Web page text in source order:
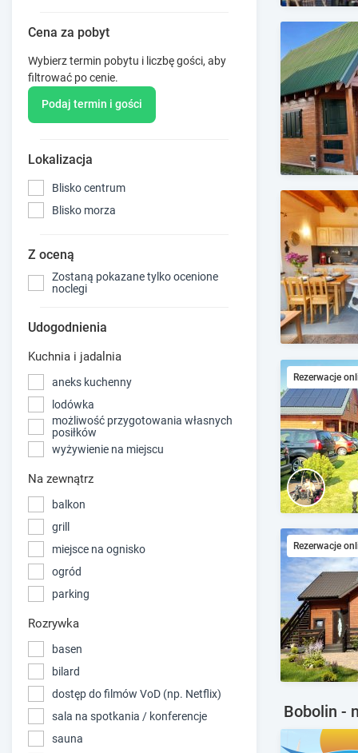
Cena za pobyt
Wybierz termin pobytu i liczbę gości, aby
filtrować po cenie.
Podaj termin i gości
Lokalizacja
Blisko centrum
Blisko morza
Z oceną
Zostaną pokazane tylko ocenione
noclegi
Udogodnienia
Kuchnia i jadalnia
aneks kuchenny
lodówka
możliwość przygotowania własnych
posiłków
wyżywienie na miejscu
Na zewnątrz
balkon
grill
miejsce na ognisko
ogród
parking
Rozrywka
basen
bilard
dostęp do filmów VoD (np. Netflix)
sala na spotkania / konferencje
sauna
Rezerwacje
Rezerwacje
Bobolin -